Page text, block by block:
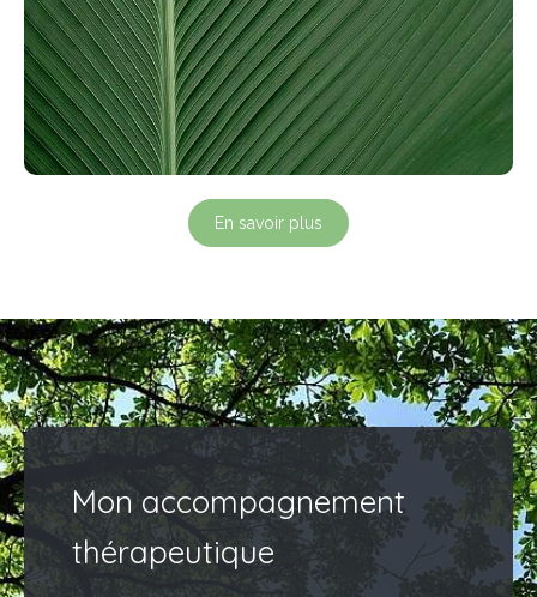
En savoir plus
Mon accompagnement
thérapeutique